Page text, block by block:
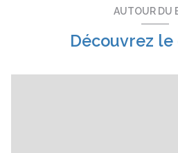
AUTOUR DU
Découvrez